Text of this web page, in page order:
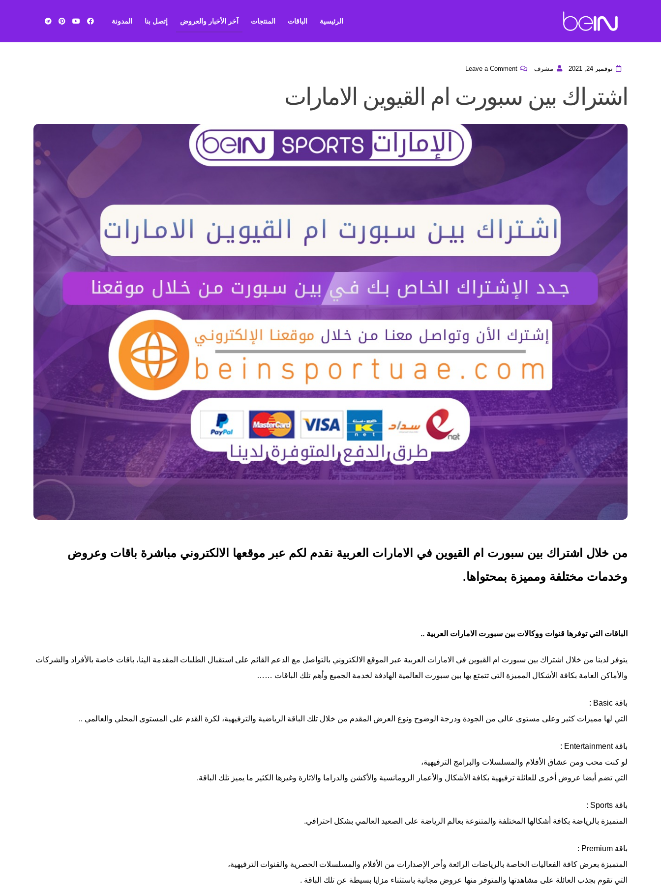
الرئيسية الباقات المنتجات آخر الأخبار والعروض إتصل بنا المدونة
نوفمبر 24, 2021 مشرف Leave a Comment
اشتراك بين سبورت ام القيوين الامارات
من خلال اشتراك بين سبورت ام القيوين في الامارات العربية نقدم لكم عبر موقعها الالكتروني مباشرة باقات وعروض
وخدمات مختلفة ومميزة بمحتواها.
الباقات التي توفرها قنوات ووكالات بين سبورت الامارات العربية ..
يتوفر لدينا من خلال اشتراك بين سبورت ام القيوين في الامارات العربية عبر الموقع الالكتروني بالتواصل مع الدعم القائم على استقبال الطلبات المقدمة الينا، باقات خاصة بالأفراد والشركات
والأماكن العامة بكافة الأشكال المميزة التي تتمتع بها بين سبورت العالمية الهادفة لخدمة الجميع وأهم تلك الباقات ……
باقة Basic :
التي لها مميزات كثير وعلى مستوى عالي من الجودة ودرجة الوضوح ونوع العرض المقدم من خلال تلك الباقة الرياضية والترفيهية، لكرة القدم على المستوى المحلي والعالمي ..
باقة Entertainment :
لو كنت محب ومن عشاق الأفلام والمسلسلات والبرامج الترفيهية،
التي تضم أيضا عروض أخرى للعائلة ترفيهية بكافة الأشكال والأعمار الرومانسية والأكشن والدراما والاثارة وغيرها الكثير ما يميز تلك الباقة.
باقة Sports :
المتميزة بالرياضة بكافة أشكالها المختلفة والمتنوعة بعالم الرياضة على الصعيد العالمي بشكل احترافي.
باقة Premium :
المتميزة بعرض كافة الفعاليات الخاصة بالرياضات الرائعة وأخر الإصدارات من الأفلام والمسلسلات الحصرية والقنوات الترفيهية،
التي تقوم بجذب العائلة على مشاهدتها والمتوفر منها عروض مجانية باستثناء مزايا بسيطة عن تلك الباقة .